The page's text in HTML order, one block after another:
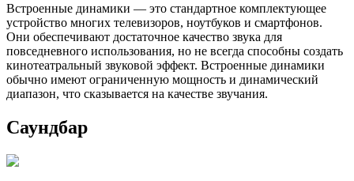
Встроенные динамики — это стандартное комплектующее
устройство многих телевизоров, ноутбуков и смартфонов.
Они обеспечивают достаточное качество звука для
повседневного использования, но не всегда способны создать
кинотеатральный звуковой эффект. Встроенные динамики
обычно имеют ограниченную мощность и динамический
диапазон, что сказывается на качестве звучания.
Саундбар